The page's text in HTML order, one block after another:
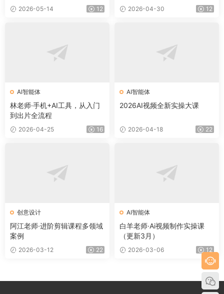
2026-05-14 12 2026-04-30 12
AI智能体
林老师·手机+AI工具，从入门
到出片全流程
2026-04-25 16
AI智能体
2026AI视频全新实操大课
2026-04-18 22
创意设计
阿江老师·进阶剪辑课程多领域
案例
2026-03-12 22
AI智能体
白羊老师·Ai视频制作实操课
（更新3月）
2026-03-06 12